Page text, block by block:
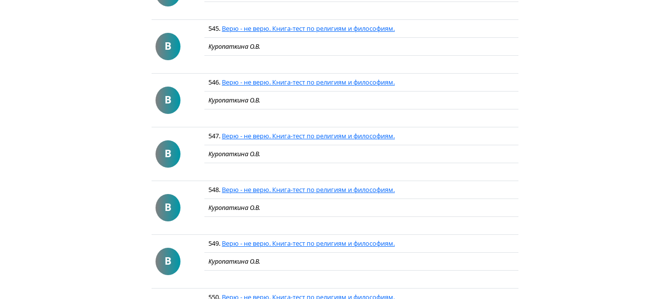
В
545. Верю - не верю. Книга-тест по религиям и философиям.
Куропаткина О.В.
В
546. Верю - не верю. Книга-тест по религиям и философиям.
Куропаткина О.В.
В
547. Верю - не верю. Книга-тест по религиям и философиям.
Куропаткина О.В.
В
548. Верю - не верю. Книга-тест по религиям и философиям.
Куропаткина О.В.
В
549. Верю - не верю. Книга-тест по религиям и философиям.
Куропаткина О.В.
550. Верю - не верю. Книга-тест по религиям и философиям.